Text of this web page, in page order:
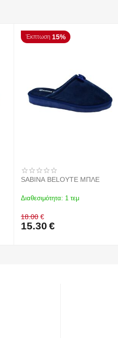
Έκπτωση 15%
SABINA BELOYTE ΜΠΛΕ
Διαθεσιμότητα: 1 τεμ
18.00 €
15.30 €